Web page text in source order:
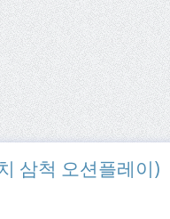
삼척 오션플레이)